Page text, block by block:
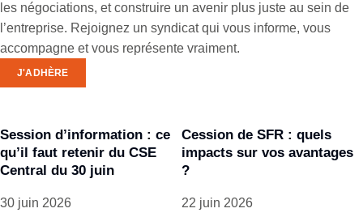
les négociations, et construire un avenir plus juste au sein de
l’entreprise. Rejoignez un syndicat qui vous informe, vous
accompagne et vous représente vraiment.
J'ADHÈRE
Session d’information : ce
qu’il faut retenir du CSE
Central du 30 juin
30 juin 2026
Cession de SFR : quels
impacts sur vos avantages
?
22 juin 2026